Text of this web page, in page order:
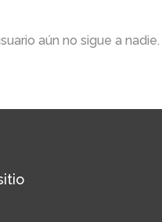
aún no sigue a nadie.